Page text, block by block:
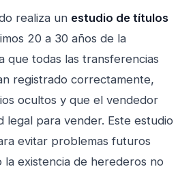
realiza un estudio de títulos
20 a 30 años de la
que todas las transferencias
registrado correctamente,
ocultos y que el vendedor
legal para vender. Este estudio
evitar problemas futuros
la existencia de herederos no